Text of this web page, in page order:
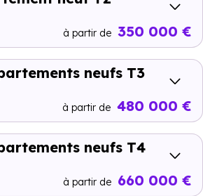
à partir de 350 000 €
neufs T3
à partir de 480 000 €
neufs T4
à partir de 660 000 €